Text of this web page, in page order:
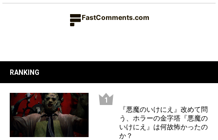
FastComments.com
RANKING
『悪魔のいけにえ』改めて問
う、ホラーの金字塔『悪魔の
いけにえ』は何故怖かったの
か？